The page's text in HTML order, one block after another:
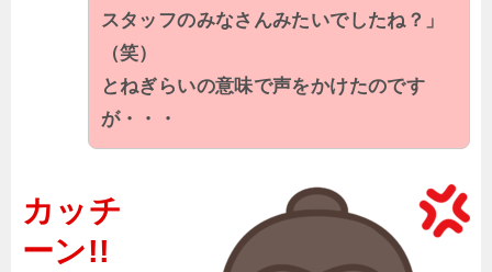
スタッフのみなさんみたいでしたね？」
（笑）
とねぎらいの意味で声をかけたのです
が・・・
カッチ
ーン!!